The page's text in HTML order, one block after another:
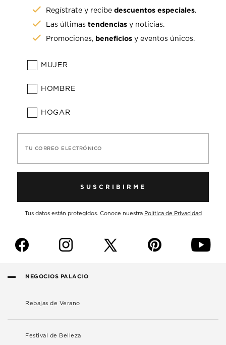
Regístrate y recibedescuentos especiales.
Las últimastendencias y noticias.
Promociones, beneficios y eventos únicos.
MUJER
HOMBRE
HOGAR
TU CORREO ELECTRÓNICO
SUSCRIBIRME
Tus datos están protegidos. Conoce nuestra Política de Privacidad
f i p y
NEGOCIOS PALACIO
Rebajas de Verano
Festival de Belleza